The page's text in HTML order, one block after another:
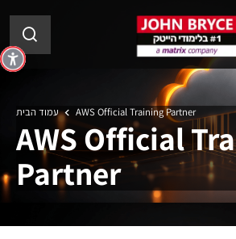
עמוד הבית AWS Official Training Partner
AWS Official
Partner